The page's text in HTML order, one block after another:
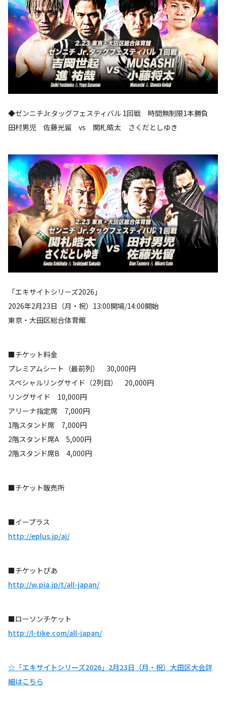
◆ゼンニチJr.タッグフェスティバル 1回戦 時間無制限1本勝負
田村男児 佐藤光留 vs 関札皓太 さくだとしゆき
「エキサイトシリーズ2026」
2026年2月23日（月・祝）13:00開場/14:00開始
東京・大田区総合体育館
■チケット料金
プレミアムシート（最前列） 30,000円
スペシャルリングサイド（2列目） 20,000円
リングサイド 10,000円
アリーナ指定席 7,000円
1階スタンド席 7,000円
2階スタンド席A 5,000円
2階スタンド席B 4,000円
■チケット販売所
■イープラス
http://eplus.jp/aj/
■チケットぴあ
http://w.pia.jp/t/all-japan/
■ローソンチケット
http://l-tike.com/all-japan/
☆「エキサイトシリーズ2026」2月23日（月・祝）大田区大会詳
細はこちら